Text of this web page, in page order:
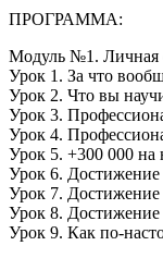
ПРОГРАММА:
Модуль №1. Личная
Урок 1. За что
Урок 2. Что вы
Урок 3.
Урок 4.
Урок 5. +300 000 на
Урок 6. Достижение
Урок 7. Достижение
Урок 8.
Урок 9. Как по-